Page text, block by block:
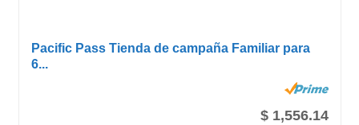
Pacific Pass Tienda de campaña Familiar para
6...
$ 1,556.14